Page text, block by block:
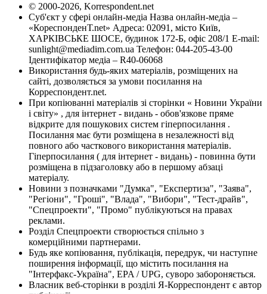
© 2000-2026, Korrespondent.net
Суб'єкт у сфері онлайн-медіа Назва онлайн-медіа –
«КореспонденТ.net» Адреса: 02091, місто Київ,
ХАРКІВСЬКЕ ШОСЕ, будинок 172-Б, офіс 208/1 E-mail:
sunlight@mediadim.com.ua Телефон: 044-205-43-00
Ідентифікатор медіа – R40-06068
Використання будь-яких матеріалів, розміщених на
сайті, дозволяється за умови посилання на
Корреспондент.net.
При копіюванні матеріалів зі сторінки « Новини України
і світу» , для інтернет - видань - обов'язкове пряме
відкрите для пошукових систем гіперпосилання .
Посилання має бути розміщена в незалежності від
повного або часткового використання матеріалів.
Гіперпосилання ( для інтернет - видань) - повинна бути
розміщена в підзаголовку або в першому абзаці
матеріалу.
Новини з позначками "Думка", "Експертиза", "Заява",
"Регіони", "Гроші", "Влада", "Вибори", "Тест-драйв",
"Спецпроекти", "Промо" публікуються на правах
реклами.
Розділ Спецпроекти створюється спільно з
комерційними партнерами.
Будь яке копіювання, публікація, передрук, чи наступне
поширення інформації, що містить посилання на
"Інтерфакс-Україна", EPA / UPG, суворо забороняється.
Власник веб-сторінки в розділі Я-Корреспондент є автор